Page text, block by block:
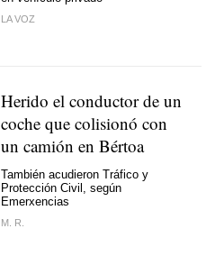
LA VOZ
Herido el conductor de un
coche que colisionó con
un camión en Bértoa
También acudieron Tráfico y
Protección Civil, según
Emerxencias
M. R.